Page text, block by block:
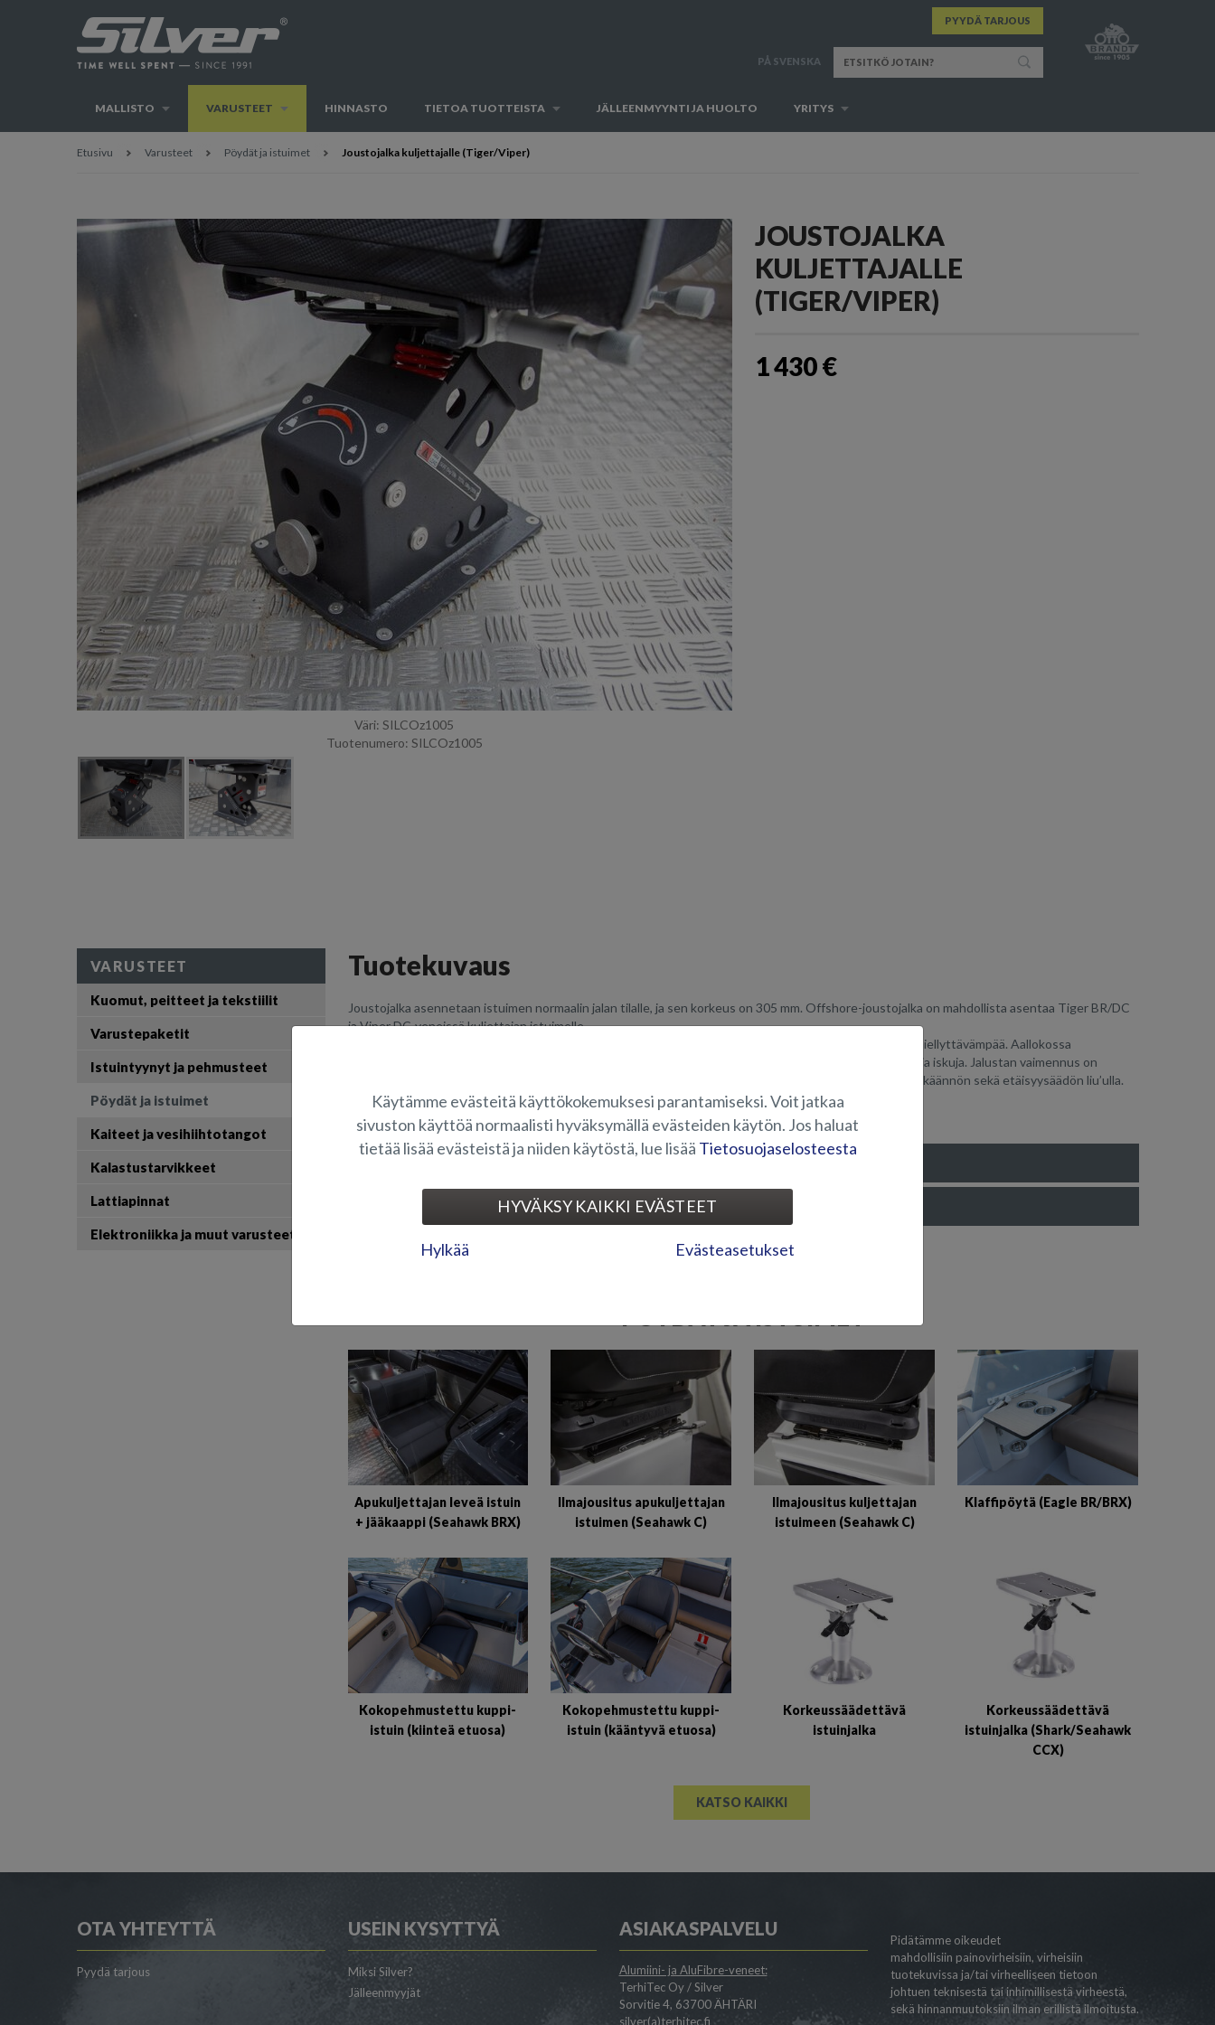
PYYDÄ TARJOUS
PÅ SVENSKA
MALLISTO VARUSTEET HINNASTO TIETOA TUOTTEISTA JÄLLEENMYYNTI JA HUOLTO YRITYS
Etusivu Varusteet Pöydät ja istuimet Joustojalka kuljettajalle (Tiger/Viper)
Väri: SILCOz1005
Tuotenumero: SILCOz1005
JOUSTOJALKA
KULJETTAJALLE
(TIGER/VIPER)
1 430 €
Tuotekuvaus
Joustojalka asennetaan istuimen normaalin jalan tilalle, ja sen korkeus on 305 mm. Offshore-joustojalka on mahdollista asentaa Tiger BR/DC
ja Viper DC-veneissä kuljettajan istuimelle.
joustojalka antaa nimensä mukaisesti joustoa, jolloin aallokossa tai kelissä ajaminen on miellyttävämpää. Aallokossa
joustava/vaimentava istuinjalusta pehmentää huomattavasti selkärankaan, niskaan ja polviin kohdistuvia iskuja. Jalustan vaimennus on
pikasäädettävissä käyttäjän painon mukaan 50–130 kg (esisäädetty noin 80-90kg), tuote sisältää 360° käännön sekä etäisyysäädön liu’ulla.
Kuva suuntaa-antava alumiiniveneistä. Jalusta on malliltaan ja ulkonäöltään kuitenkin sama.
KUVAGALLERIA
Apukuljettajan leveä istuin
+ jääkaappi (Seahawk BRX)
Ilmajousitus apukuljettajan
istuimen (Seahawk C)
Ilmajousitus kuljettajan
istuimeen (Seahawk C)
Klaffipöytä (Eagle BR/BRX)
Kokopehmustettu kuppi-
istuin (kiinteä etuosa)
Kokopehmustettu kuppi-
istuin (kääntyvä etuosa)
Korkeussäädettävä
istuinjalka
Korkeussäädettävä
istuinjalka (Shark/Seahawk
CCX)
KATSO KAIKKI
VARUSTEET
Kuomut, peitteet ja tekstiilit
Varustepaketit
Istuintyynyt ja pehmusteet
Pöydät ja istuimet
Kaiteet ja vesihiihtotangot
Kalastustarvikkeet
Lattiapinnat
Elektroniikka ja muut varusteet
OTA YHTEYTTÄ
Pyydä tarjous
USEIN KYSYTTYÄ
Miksi Silver?
Jälleenmyyjät
ASIAKASPALVELU
Alumiini- ja AluFibre-veneet:
TerhiTec Oy / Silver
Sorvitie 4, 63700 ÄHTÄRI
silver(a)terhitec.fi
Pidätämme oikeudet
mahdollisiin painovirheisiin, virheisiin
tuotekuvissa ja/tai virheelliseen tietoon
johtuen teknisestä tai inhimillisestä virheestä,
sekä hinnanmuutoksiin ilman erillistä ilmoitusta.
Käytämme evästeitä käyttökokemuksesi parantamiseksi. Voit jatkaa
sivuston käyttöä normaalisti hyväksymällä evästeiden käytön. Jos haluat
tietää lisää evästeistä ja niiden käytöstä, lue lisää Tietosuojaselosteesta
HYVÄKSY KAIKKI EVÄSTEET
Hylkää Evästeasetukset